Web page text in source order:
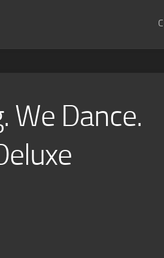
We Dance.